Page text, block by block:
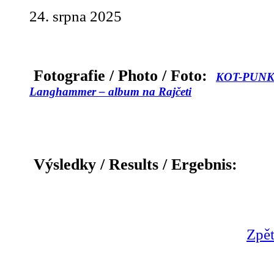
24. srpna 2025
Fotografie / Photo / Foto:
KOT-
Langhammer – album na Rajčeti
Výsledky / Results / Ergebnis: